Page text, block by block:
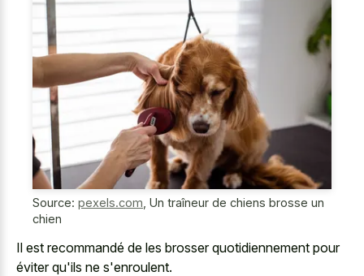
Source: pexels.com, Un traîneur de chiens brosse un
chien
Il est recommandé de les brosser quotidiennement pour
éviter qu'ils ne s'enroulent.